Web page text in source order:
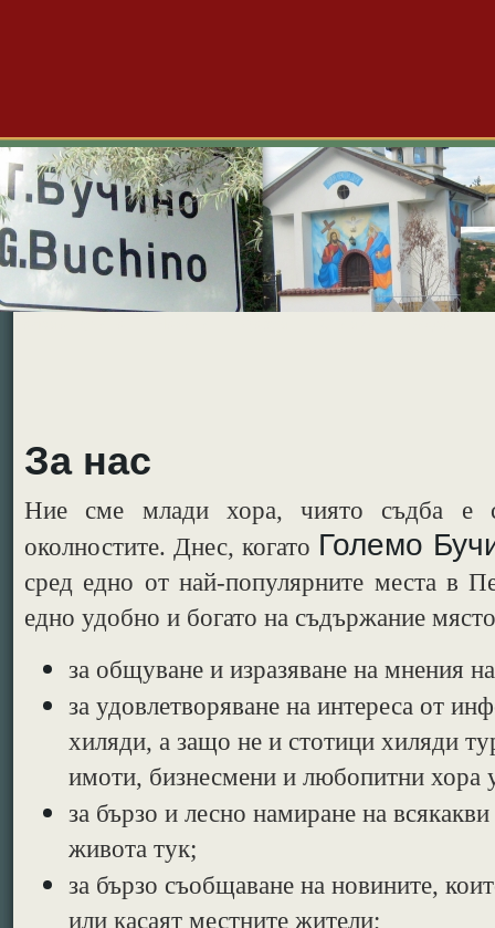
За нас
Ние сме млади хора, чиято съдба е
околностите. Днес, когато Големо
сред едно от най-популярните места в
едно удобно и богато на съдържание
за общуване и изразяване на мнения
за удовлетворяване на интереса от
хиляди, а защо не и стотици хиляди
имоти, бизнесмени и любопитни хора
за бързо и лесно намиране на
живота тук;
за бързо съобщаване на новините,
или касаят местните жители;